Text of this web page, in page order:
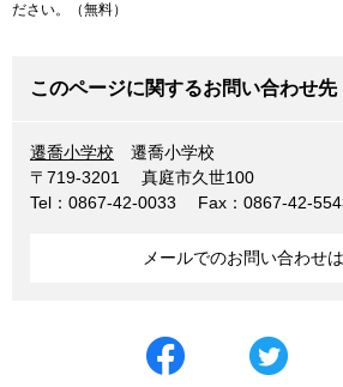
ださい。（無料）
このページに関するお問い合わせ先
遷喬小学校
遷喬小学校
〒719-3201
真庭市久世100
Tel：0867-42-0033
Fax：0867-42-
メールでのお問い合わせ